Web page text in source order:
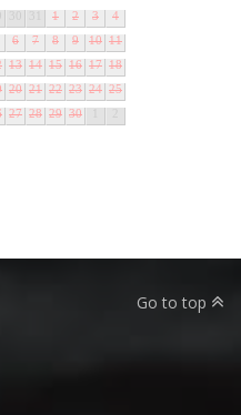
1 2 3
4
6 7 8 9 10 11
13 14 15 16 17 18
20 21 22 23 24 25
27 28 29 30
Go to top